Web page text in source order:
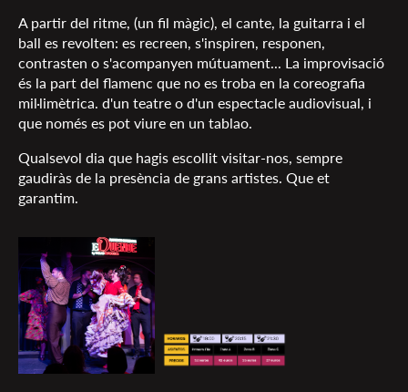
A partir del ritme, (un fil màgic), el cante, la guitarra i el
ball es revolten: es recreen, s'inspiren, responen,
contrasten o s'acompanyen mútuament... La improvisació
és la part del flamenc que no es troba en la coreografia
mil·limètrica. d'un teatre o d'un espectacle audiovisual, i
que només es pot viure en un tablao.
Qualsevol dia que hagis escollit visitar-nos, sempre
gaudiràs de la presència de grans artistes. Que et
garantim.